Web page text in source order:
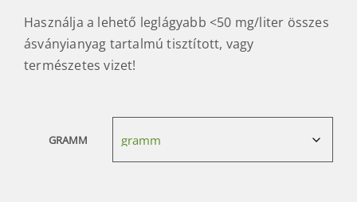
Használja a lehető leglágyabb <50 mg/liter összes
ásványianyag tartalmú tisztított, vagy
természetes vizet!
GRAMM